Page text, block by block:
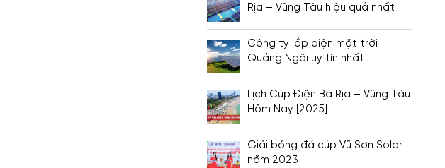
Rịa – Vũng Tàu hiệu quả nhất
Công ty lắp điện mặt trời
Quảng Ngãi uy tín nhất
Lịch Cúp Điện Bà Rịa – Vũng Tàu
Hôm Nay [2025]
Giải bóng đá cúp Vũ Sơn Solar
năm 2023